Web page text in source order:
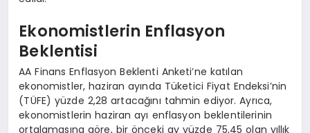
Ekonomistlerin Enflasyon
Beklentisi
AA Finans Enflasyon Beklenti Anketi’ne katılan
ekonomistler, haziran ayında Tüketici Fiyat Endeksi’nin
(TÜFE) yüzde 2,28 artacağını tahmin ediyor. Ayrıca,
ekonomistlerin haziran ayı enflasyon beklentilerinin
ortalamasına göre, bir önceki ay yüzde 75,45 olan yıllık